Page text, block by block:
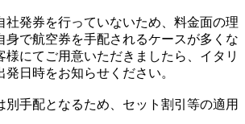
社発券を行っていないため、料金面の理
身で航空券を手配されるケースが多くな
様にてご用意いただきましたら、イタリ
日時をお知らせください。
別手配となるため、セット割引等の適用